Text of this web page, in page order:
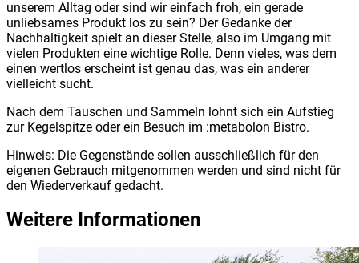
unserem Alltag oder sind wir einfach froh, ein gerade
unliebsames Produkt los zu sein? Der Gedanke der
Nachhaltigkeit spielt an dieser Stelle, also im Umgang mit
vielen Produkten eine wichtige Rolle. Denn vieles, was dem
einen wertlos erscheint ist genau das, was ein anderer
vielleicht sucht.
Nach dem Tauschen und Sammeln lohnt sich ein Aufstieg
zur Kegelspitze oder ein Besuch im :metabolon Bistro.
Hinweis: Die Gegenstände sollen ausschließlich für den
eigenen Gebrauch mitgenommen werden und sind nicht für
den Wiederverkauf gedacht.
Weitere Informationen